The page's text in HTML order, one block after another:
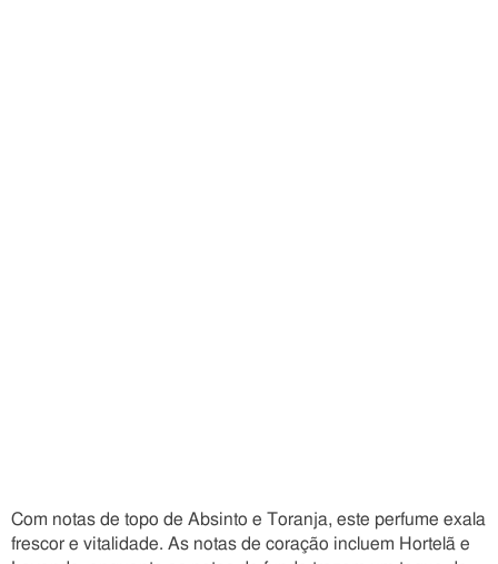
Com notas de topo de Absinto e Toranja, este perfume exala
frescor e vitalidade. As notas de coração incluem Hortelã e